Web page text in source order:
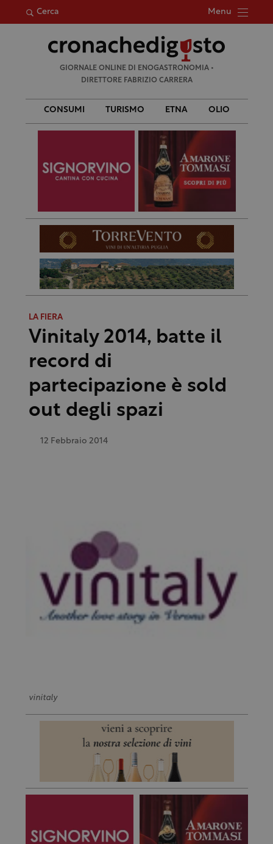
Cerca Menu
per:
GIORNALE ONLINE DI ENOGASTRONOMIA •
DIRETTORE FABRIZIO CARRERA
CONSUMI TURISMO ETNA OLIO
LA FIERA
Vinitaly 2014, batte il
record di
partecipazione è sold
out degli spazi
12 Febbraio 2014
vinitaly